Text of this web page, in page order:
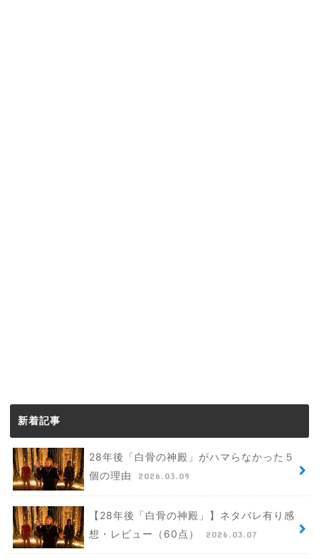
新着記事
28年後「白骨の神殿」がハマらなかった５
個の理由
2026.03.09
【28年後「白骨の神殿」】ネタバレ有り感
想・レビュー（60点）
2026.03.07